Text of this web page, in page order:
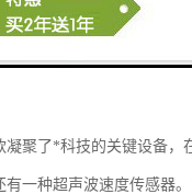
凝聚了*科技的关键设备，
有一种超声波速度传感器